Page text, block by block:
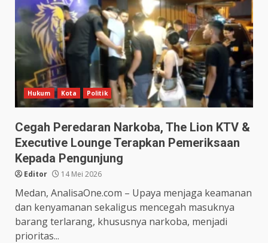
Hukum Kota Politik
Cegah Peredaran Narkoba, The Lion KTV &
Executive Lounge Terapkan Pemeriksaan
Kepada Pengunjung
Editor 14 Mei 2026
Medan, AnalisaOne.com – Upaya menjaga keamanan
dan kenyamanan sekaligus mencegah masuknya
barang terlarang, khususnya narkoba, menjadi
prioritas...